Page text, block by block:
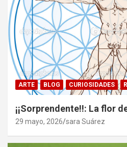
ARTE BLOG CURIOSIDADES
¡¡Sorprendente!!: La flor
29 mayo, 2026 sara Suárez